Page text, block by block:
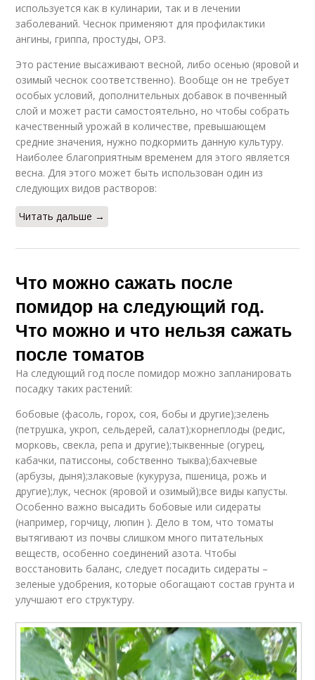
используется как в кулинарии, так и в лечении
заболеваний. Чеснок применяют для профилактики
ангины, гриппа, простуды, ОРЗ.
Это растение высаживают весной, либо осенью (яровой и
озимый чеснок соответственно). Вообще он не требует
особых условий, дополнительных добавок в почвенный
слой и может расти самостоятельно, но чтобы собрать
качественный урожай в количестве, превышающем
средние значения, нужно подкормить данную культуру.
Наиболее благоприятным временем для этого является
весна. Для этого может быть использован один из
следующих видов растворов:
Читать дальше →
Что можно сажать после
помидор на следующий год.
Что можно и что нельзя сажать
после томатов
На следующий год после помидор можно запланировать
посадку таких растений:
бобовые (фасоль, горох, соя, бобы и другие);зелень
(петрушка, укроп, сельдерей, салат);корнеплоды (редис,
морковь, свекла, репа и другие);тыквенные (огурец,
кабачки, патиссоны, собственно тыква);бахчевые
(арбузы, дыня);злаковые (кукуруза, пшеница, рожь и
другие);лук, чеснок (яровой и озимый);все виды капусты.
Особенно важно высадить бобовые или сидераты
(например, горчицу, люпин ). Дело в том, что томаты
вытягивают из почвы слишком много питательных
веществ, особенно соединений азота. Чтобы
восстановить баланс, следует посадить сидераты –
зеленые удобрения, которые обогащают состав грунта и
улучшают его структуру.